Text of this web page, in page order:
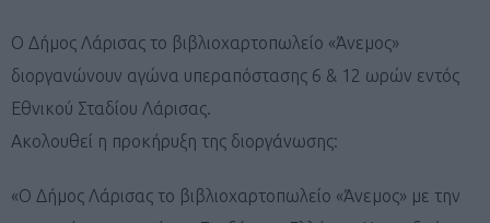
Ο Δήμος Λάρισας το βιβλιοχαρτοπωλείο «Άνεμος»
διοργανώνουν αγώνα υπεραπόστασης 6 & 12 ωρών εντός
Εθνικού Σταδίου Λάρισας.
Ακολουθεί η προκήρυξη της διοργάνωσης:
«Ο Δήμος Λάρισας το βιβλιοχαρτοπωλείο «Άνεμος» με την